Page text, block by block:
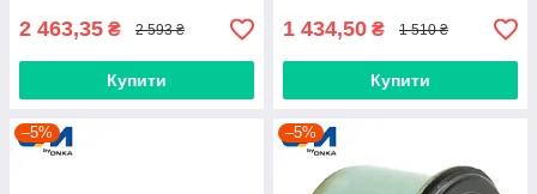
2 463,35 ₴ 2 593 ₴
Купити
1 434,50 ₴ 1 510 ₴
Купити
–5% –5%